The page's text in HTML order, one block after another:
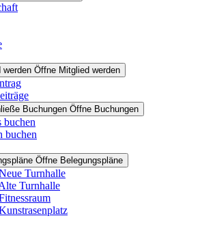
werden Öffne Mitglied werden
Buchungen Öffne Buchungen
buchen
buchen
Öffne Belegungspläne
Turnhalle
Turnhalle